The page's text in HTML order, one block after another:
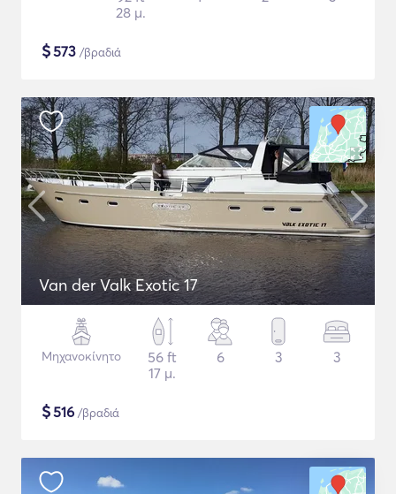
28 μ.
$573 /βραδιά
Van der Valk Exotic 17
Μηχανοκίνητο
56 ft
17 μ.
6 3 3
$516 /βραδιά